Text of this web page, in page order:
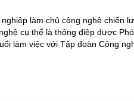
làm chủ công nghệ chiến
cụ thể là thông điệp được
làm việc với Tập đoàn Công